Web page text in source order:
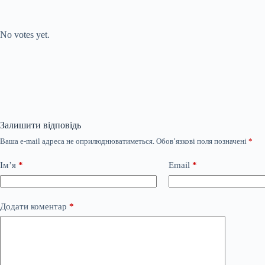
No votes yet.
Залишити відповідь
Ваша e-mail адреса не оприлюднюватиметься. Обов’язкові поля позначені *
Ім’я * Email *
Додати коментар *